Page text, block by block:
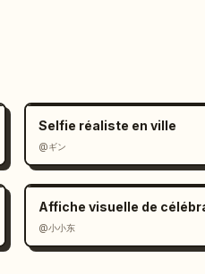
Selfie réaliste en ville
@ギン
Affiche visuelle de
@小小东